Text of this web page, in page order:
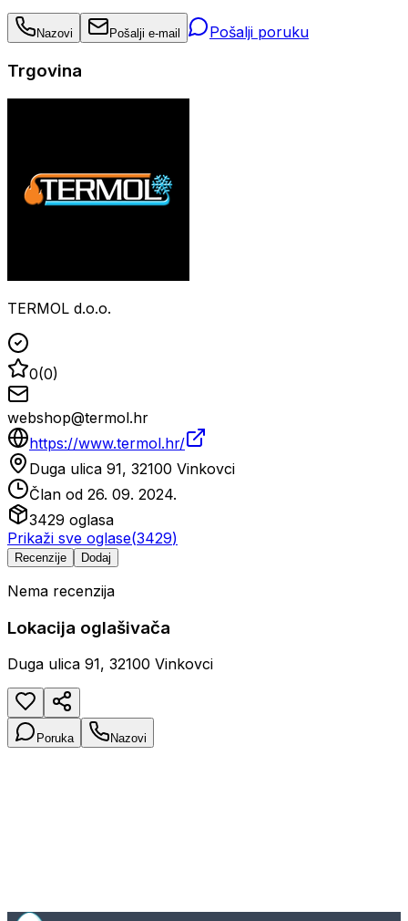
Nazovi Pošalji e-mail Pošalji poruku
Trgovina
TERMOL d.o.o.
0(0)
webshop@termol.hr
https://www.termol.hr/
Duga ulica 91, 32100 Vinkovci
Član od 26. 09. 2024.
3429 oglasa
Prikaži sve oglase(3429)
Recenzije Dodaj
Nema recenzija
Lokacija oglašivača
Duga ulica 91, 32100 Vinkovci
Poruka Nazovi